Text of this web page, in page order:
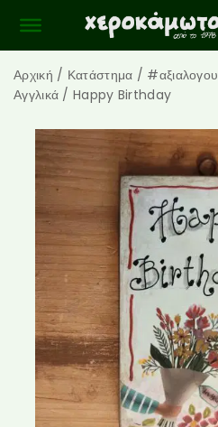
Αρχική / Κατάστημα / #αξιαλογου
Αγγλικά / Happy Birthday